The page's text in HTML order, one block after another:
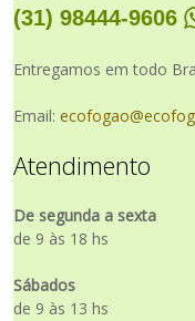
(31) 98444-9606
Entregamos em todo
Email:
Atendimento
De segunda a sexta
de 9 às 18 hs
Sábados
de 9 às 13 hs